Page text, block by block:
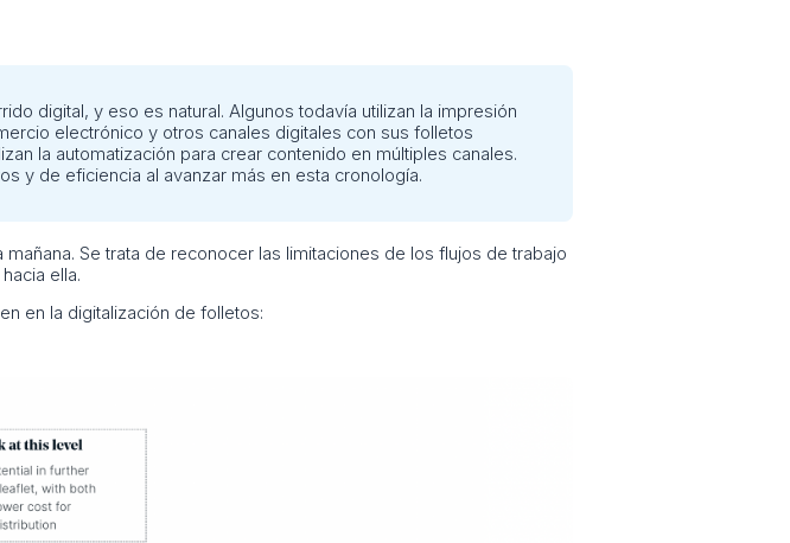
digital, y eso es natural. Algunos todavía utilizan la impresión
electrónico y otros canales digitales con sus folletos
la automatización para crear contenido en múltiples canales.
y de eficiencia al avanzar más en esta cronología.
Se trata de reconocer las limitaciones de los flujos de trabajo
ella.
en la digitalización de folletos: